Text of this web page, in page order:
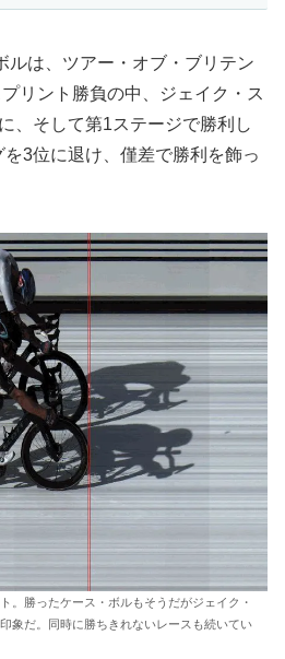
ルは、ツアー・オブ・ブリテン
リント勝負の中、ジェイク・ス
、そして第1ステージで勝利し
3位に退け、僅差で勝利を飾っ
。勝ったケース・ボルもそうだがジェイク・
象だ。同時に勝ちきれないレースも続いてい